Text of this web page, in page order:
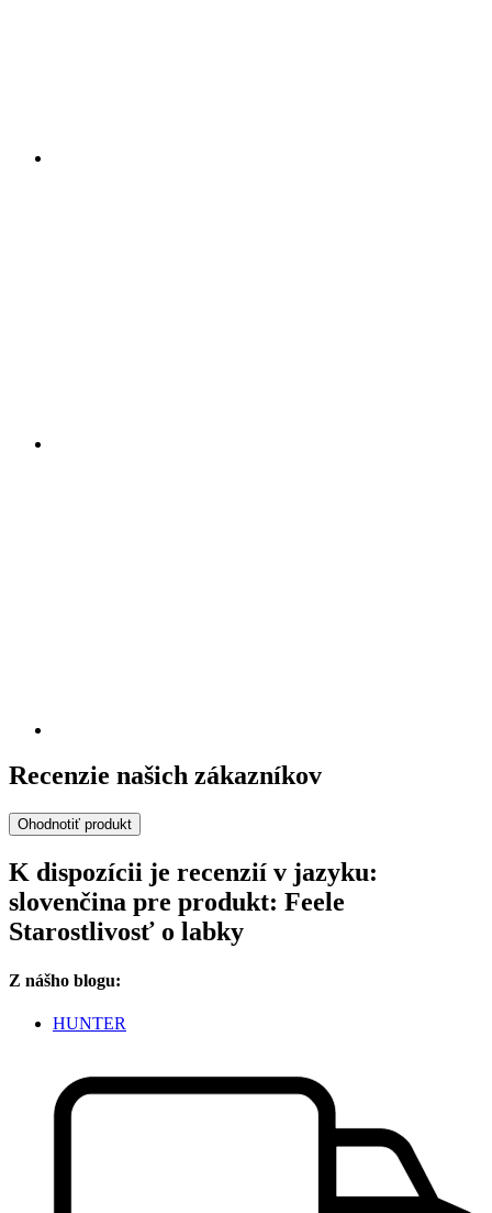
Recenzie našich zákazníkov
Ohodnotiť produkt
K dispozícii je recenzií v jazyku:
slovenčina pre produkt: Feele
Starostlivosť o labky
Z nášho blogu:
HUNTER